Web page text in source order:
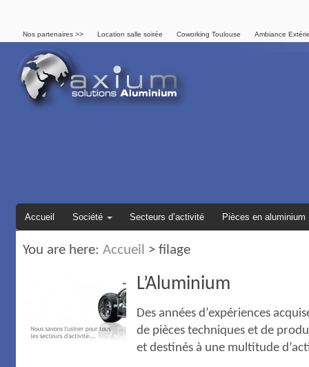
Nos partenaires >> Location salle soirée Coworking Toulouse Ambiance
Accueil Société Secteurs d’activité Pièces en aluminium
You are here: Accueil > filage
L’Aluminium
Des années d’expériences
de pièces techniques et de
et destinés à une multitude